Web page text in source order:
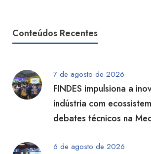
Conteúdos Recentes
7 de agosto de 2026
FINDES impulsiona a
indústria com
debates técnicos na
6 de agosto de 2026